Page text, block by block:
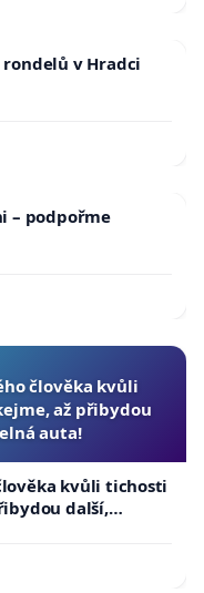
rondelů v Hradci
– podpořme
člověka kvůli
až přibydou
auta!
kvůli tichosti
další,